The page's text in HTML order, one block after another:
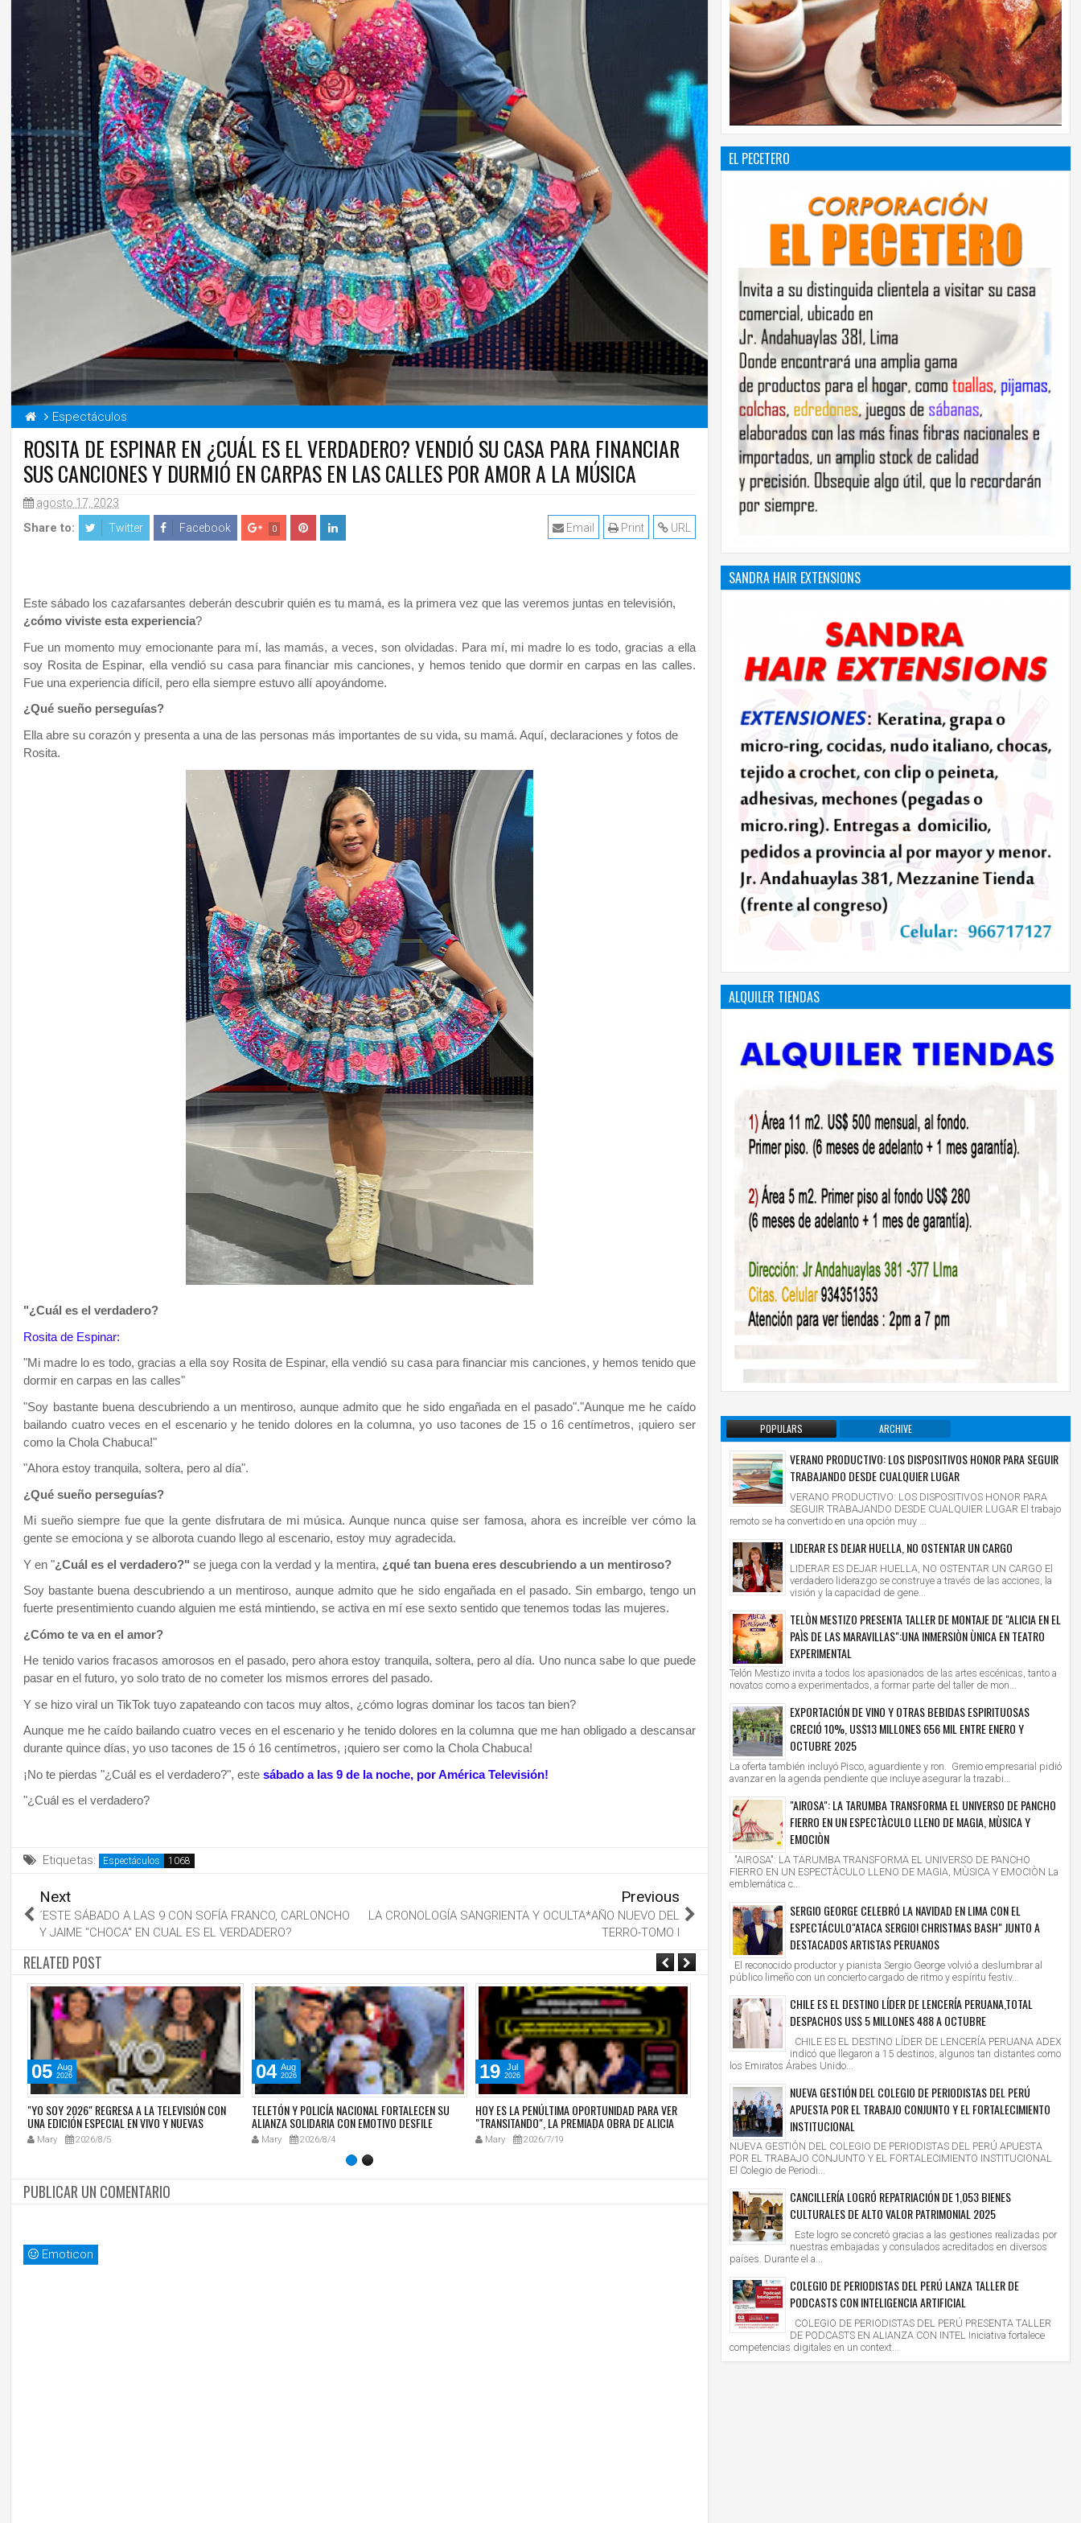
Espectáculos
ROSITA DE ESPINAR EN ¿CUÁL ES EL VERDADERO? VENDIÓ SU CASA PARA FINANCIAR
SUS CANCIONES Y DURMIÓ EN CARPAS EN LAS CALLES POR AMOR A LA MÚSICA
agosto 17, 2023
Share to: Twitter Facebook 0 URL
Print
Email
Este sábado los cazafarsantes deberán descubrir quién es tu mamá, es la primera vez que las veremos juntas en televisión,
¿cómo viviste esta experiencia?
Fue un momento muy emocionante para mí, las mamás, a veces, son olvidadas. Para mí, mi madre lo es todo, gracias a ella
soy Rosita de Espinar, ella vendió su casa para financiar mis canciones, y hemos tenido que dormir en carpas en las calles.
Fue una experiencia difícil, pero ella siempre estuvo allí apoyándome.
¿Qué sueño perseguías?
Ella abre su corazón y presenta a una de las personas más importantes de su vida, su mamá. Aquí, declaraciones y fotos de
Rosita.
"¿Cuál es el verdadero?
Rosita de Espinar:
"Mi madre lo es todo, gracias a ella soy Rosita de Espinar, ella vendió su casa para financiar mis canciones, y hemos tenido que
dormir en carpas en las calles"
"Soy bastante buena descubriendo a un mentiroso, aunque admito que he sido engañada en el pasado"."Aunque me he caído
bailando cuatro veces en el escenario y he tenido dolores en la columna, yo uso tacones de 15 o 16 centímetros, ¡quiero ser
como la Chola Chabuca!"
"Ahora estoy tranquila, soltera, pero al día".
¿Qué sueño perseguías?
Mi sueño siempre fue que la gente disfrutara de mi música. Aunque nunca quise ser famosa, ahora es increíble ver cómo la
gente se emociona y se alborota cuando llego al escenario, estoy muy agradecida.
Y en "¿Cuál es el verdadero?" se juega con la verdad y la mentira, ¿qué tan buena eres descubriendo a un mentiroso?
Soy bastante buena descubriendo a un mentiroso, aunque admito que he sido engañada en el pasado. Sin embargo, tengo un
fuerte presentimiento cuando alguien me está mintiendo, se activa en mí ese sexto sentido que tenemos todas las mujeres.
¿Cómo te va en el amor?
He tenido varios fracasos amorosos en el pasado, pero ahora estoy tranquila, soltera, pero al día. Uno nunca sabe lo que puede
pasar en el futuro, yo solo trato de no cometer los mismos errores del pasado.
Y se hizo viral un TikTok tuyo zapateando con tacos muy altos, ¿cómo logras dominar los tacos tan bien?
Aunque me he caído bailando cuatro veces en el escenario y he tenido dolores en la columna que me han obligado a descansar
durante quince días, yo uso tacones de 15 ó 16 centímetros, ¡quiero ser como la Chola Chabuca!
¡No te pierdas "¿Cuál es el verdadero?", estesábado a las 9 de la noche, por América Televisión!
"¿Cuál es el verdadero?
Etiquetas: Espectáculos
Next
´ESTE SÁBADO A LAS 9 CON SOFÍA FRANCO, CARLONCHO
Y JAIME "CHOCA" EN CUAL ES EL VERDADERO?
Previous
LA CRONOLOGÍA SANGRIENTA Y OCULTA*AÑO NUEVO DEL
TERRO-TOMO I
RELATED POST
05 Aug
2026
"YO SOY 2026" REGRESA A LA TELEVISIÓN CON
UNA EDICIÓN ESPECIAL EN VIVO Y NUEVAS
SORPRESAS PARA EL PÚBLICO
Mary 2026/8/5
04 Aug
2026
TELETÓN Y POLICÍA NACIONAL FORTALECEN SU
ALIANZA SOLIDARIA CON EMOTIVO DESFILE
DEDICADO A LA NIÑEZ
Mary 2026/8/4
19 Jul
2026
HOY ES LA PENÚLTIMA OPORTUNIDAD PARA VER
"TRANSITANDO", LA PREMIADA OBRA DE ALICIA
SACO QUE CONMUEVE AL PÚBLICO EN JAZZ ZONE
Mary 2026/7/19
Jul
"TRANSITANDO" DESPIDE SU TEMPORADA EN JAZZ
ZONE CON DOS ÚLTIMAS FUNCIONES QUE
CELEBRAN LA FUERZA DE VOLVER A EMPEZAR
2026/7/16
SELVÁMONOS ANUNCIA SU EDICIÓN
2026/7/14
PUBLICAR UN COMENTARIO
Emoticon
EL PECETERO
SANDRA HAIR EXTENSIONS
ALQUILER TIENDAS
POPULARS ARCHIVE
VERANO PRODUCTIVO: LOS DISPOSITIVOS HONOR PARA SEGUIR
TRABAJANDO DESDE CUALQUIER LUGAR
VERANO PRODUCTIVO: LOS DISPOSITIVOS HONOR PARA
SEGUIR TRABAJANDO DESDE CUALQUIER LUGAR El trabajo
remoto se ha convertido en una opción muy ...
LIDERAR ES DEJAR HUELLA, NO OSTENTAR UN CARGO
LIDERAR ES DEJAR HUELLA, NO OSTENTAR UN CARGO El
verdadero liderazgo se construye a través de las acciones, la
visión y la capacidad de gene...
TELÒN MESTIZO PRESENTA TALLER DE MONTAJE DE "ALICIA EN EL
PAÌS DE LAS MARAVILLAS":UNA INMERSIÒN ÙNICA EN TEATRO
EXPERIMENTAL
Telón Mestizo invita a todos los apasionados de las artes escénicas, tanto a
novatos como a experimentados, a formar parte del taller de mon...
EXPORTACIÓN DE VINO Y OTRAS BEBIDAS ESPIRITUOSAS
CRECIÓ 10%, US$13 MILLONES 656 MIL ENTRE ENERO Y
OCTUBRE 2025
La oferta también incluyó Pisco, aguardiente y ron. Gremio empresarial pidió
avanzar en la agenda pendiente que incluye asegurar la trazabi...
"AIROSA": LA TARUMBA TRANSFORMA EL UNIVERSO DE PANCHO
FIERRO EN UN ESPECTÀCULO LLENO DE MAGIA, MÙSICA Y
EMOCIÒN
"AIROSA": LA TARUMBA TRANSFORMA EL UNIVERSO DE PANCHO
FIERRO EN UN ESPECTÀCULO LLENO DE MAGIA, MÙSICA Y EMOCIÒN La
emblemática c...
SERGIO GEORGE CELEBRÓ LA NAVIDAD EN LIMA CON EL
ESPECTÁCULO"ATACA SERGIO! CHRISTMAS BASH" JUNTO A
DESTACADOS ARTISTAS PERUANOS
El reconocido productor y pianista Sergio George volvió a deslumbrar al
público limeño con un concierto cargado de ritmo y espíritu festiv...
CHILE ES EL DESTINO LÍDER DE LENCERÍA PERUANA,TOTAL
DESPACHOS US$ 5 MILLONES 488 A OCTUBRE
CHILE ES EL DESTINO LÍDER DE LENCERÍA PERUANA ADEX
indicó que llegaron a 15 destinos, algunos tan distantes como
los Emiratos Árabes Unido...
NUEVA GESTIÓN DEL COLEGIO DE PERIODISTAS DEL PERÚ
APUESTA POR EL TRABAJO CONJUNTO Y EL FORTALECIMIENTO
INSTITUCIONAL
NUEVA GESTIÓN DEL COLEGIO DE PERIODISTAS DEL PERÚ APUESTA
POR EL TRABAJO CONJUNTO Y EL FORTALECIMIENTO INSTITUCIONAL
El Colegio de Periodi...
CANCILLERÍA LOGRÓ REPATRIACIÓN DE 1,053 BIENES
CULTURALES DE ALTO VALOR PATRIMONIAL 2025
Este logro se concretó gracias a las gestiones realizadas por
nuestras embajadas y consulados acreditados en diversos
países. Durante el a...
COLEGIO DE PERIODISTAS DEL PERÚ LANZA TALLER DE
PODCASTS CON INTELIGENCIA ARTIFICIAL
COLEGIO DE PERIODISTAS DEL PERÚ PRESENTA TALLER
DE PODCASTS EN ALIANZA CON INTEL Iniciativa fortalece
competencias digitales en un context...